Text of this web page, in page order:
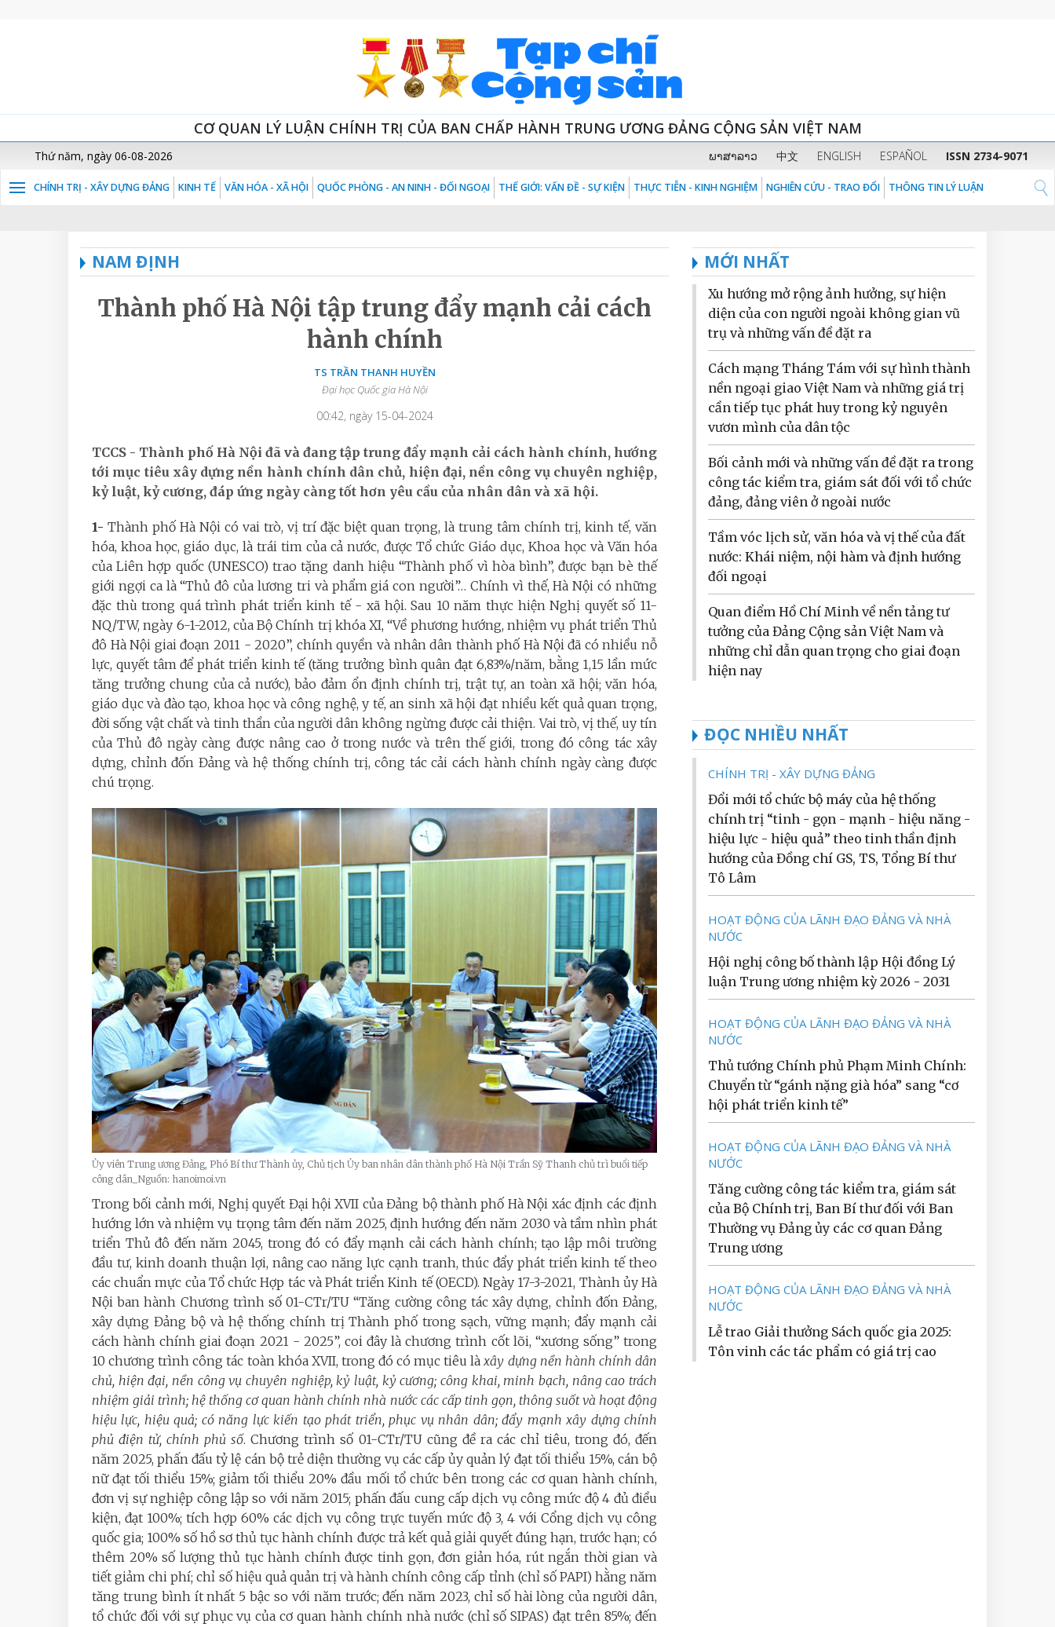
CƠ QUAN LÝ LUẬN CHÍNH TRỊ CỦA BAN CHẤP HÀNH TRUNG ƯƠNG ĐẢNG CỘNG SẢN VIỆT NAM
Thứ năm, ngày 06-08-2026 ພາສາລາວ 中文 ENGLISH ESPAÑOL ISSN 2734-9071
CHÍNH TRỊ - XÂY DỰNG ĐẢNG KINH TẾ VĂN HÓA - XÃ HỘI QUỐC PHÒNG - AN NINH - ĐỐI NGOẠI THẾ GIỚI: VẤN ĐỀ - SỰ KIỆN THỰC TIỄN - KINH NGHIỆM NGHIÊN CỨU - TRAO ĐỔI THÔNG TIN LÝ LUẬN
NAM ĐỊNH
Thành phố Hà Nội tập trung đẩy mạnh cải cách
hành chính
TS TRẦN THANH HUYỀN
Đại học Quốc gia Hà Nội
00:42, ngày 15-04-2024
TCCS - Thành phố Hà Nội đã và đang tập trung đẩy mạnh cải cách hành chính, hướng
tới mục tiêu xây dựng nền hành chính dân chủ, hiện đại, nền công vụ chuyên nghiệp,
kỷ luật, kỷ cương, đáp ứng ngày càng tốt hơn yêu cầu của nhân dân và xã hội.
1- Thành phố Hà Nội có vai trò, vị trí đặc biệt quan trọng, là trung tâm chính trị, kinh tế, văn
hóa, khoa học, giáo dục, là trái tim của cả nước, được Tổ chức Giáo dục, Khoa học và Văn hóa
của Liên hợp quốc (UNESCO) trao tặng danh hiệu “Thành phố vì hòa bình”, được bạn bè thế
giới ngợi ca là “Thủ đô của lương tri và phẩm giá con người”… Chính vì thế, Hà Nội có những
đặc thù trong quá trình phát triển kinh tế - xã hội. Sau 10 năm thực hiện Nghị quyết số 11-
NQ/TW, ngày 6-1-2012, của Bộ Chính trị khóa XI, “Về phương hướng, nhiệm vụ phát triển Thủ
đô Hà Nội giai đoạn 2011 - 2020”, chính quyền và nhân dân thành phố Hà Nội đã có nhiều nỗ
lực, quyết tâm để phát triển kinh tế (tăng trưởng bình quân đạt 6,83%/năm, bằng 1,15 lần mức
tăng trưởng chung của cả nước), bảo đảm ổn định chính trị, trật tự, an toàn xã hội; văn hóa,
giáo dục và đào tạo, khoa học và công nghệ, y tế, an sinh xã hội đạt nhiều kết quả quan trọng,
đời sống vật chất và tinh thần của người dân không ngừng được cải thiện. Vai trò, vị thế, uy tín
của Thủ đô ngày càng được nâng cao ở trong nước và trên thế giới, trong đó công tác xây
dựng, chỉnh đốn Đảng và hệ thống chính trị, công tác cải cách hành chính ngày càng được
chú trọng.
Ủy viên Trung ương Đảng, Phó Bí thư Thành ủy, Chủ tịch Ủy ban nhân dân thành phố Hà Nội Trần Sỹ Thanh chủ trì buổi tiếp
công dân_Nguồn: hanoimoi.vn
Trong bối cảnh mới, Nghị quyết Đại hội XVII của Đảng bộ thành phố Hà Nội xác định các định
hướng lớn và nhiệm vụ trọng tâm đến năm 2025, định hướng đến năm 2030 và tầm nhìn phát
triển Thủ đô đến năm 2045, trong đó có đẩy mạnh cải cách hành chính; tạo lập môi trường
đầu tư, kinh doanh thuận lợi, nâng cao năng lực cạnh tranh, thúc đẩy phát triển kinh tế theo
các chuẩn mực của Tổ chức Hợp tác và Phát triển Kinh tế (OECD). Ngày 17-3-2021, Thành ủy Hà
Nội ban hành Chương trình số 01-CTr/TU “Tăng cường công tác xây dựng, chỉnh đốn Đảng,
xây dựng Đảng bộ và hệ thống chính trị Thành phố trong sạch, vững mạnh; đẩy mạnh cải
cách hành chính giai đoạn 2021 - 2025”, coi đây là chương trình cốt lõi, “xương sống” trong
10 chương trình công tác toàn khóa XVII, trong đó có mục tiêu làxây dựng nền hành chính dân
chủ, hiện đại, nền công vụ chuyên nghiệp, kỷ luật, kỷ cương; công khai, minh bạch, nâng cao trách
nhiệm giải trình; hệ thống cơ quan hành chính nhà nước các cấp tinh gọn, thông suốt và hoạt động
hiệu lực, hiệu quả; có năng lực kiến tạo phát triển, phục vụ nhân dân; đẩy mạnh xây dựng chính
phủ điện tử, chính phủ số. Chương trình số 01-CTr/TU cũng đề ra các chỉ tiêu, trong đó, đến
năm 2025, phấn đấu tỷ lệ cán bộ trẻ diện thường vụ các cấp ủy quản lý đạt tối thiểu 15%, cán bộ
nữ đạt tối thiểu 15%; giảm tối thiểu 20% đầu mối tổ chức bên trong các cơ quan hành chính,
đơn vị sự nghiệp công lập so với năm 2015; phấn đấu cung cấp dịch vụ công mức độ 4 đủ điều
kiện, đạt 100%; tích hợp 60% các dịch vụ công trực tuyến mức độ 3, 4 với Cổng dịch vụ công
quốc gia; 100% số hồ sơ thủ tục hành chính được trả kết quả giải quyết đúng hạn, trước hạn; có
thêm 20% số lượng thủ tục hành chính được tinh gọn, đơn giản hóa, rút ngắn thời gian và
tiết giảm chi phí; chỉ số hiệu quả quản trị và hành chính công cấp tỉnh (chỉ số PAPI) hằng năm
tăng trung bình ít nhất 5 bậc so với năm trước; đến năm 2023, chỉ số hài lòng của người dân,
tổ chức đối với sự phục vụ của cơ quan hành chính nhà nước (chỉ số SIPAS) đạt trên 85%; đến
MỚI NHẤT
Xu hướng mở rộng ảnh hưởng, sự hiện
diện của con người ngoài không gian vũ
trụ và những vấn đề đặt ra
Cách mạng Tháng Tám với sự hình thành
nền ngoại giao Việt Nam và những giá trị
cần tiếp tục phát huy trong kỷ nguyên
vươn mình của dân tộc
Bối cảnh mới và những vấn đề đặt ra trong
công tác kiểm tra, giám sát đối với tổ chức
đảng, đảng viên ở ngoài nước
Tầm vóc lịch sử, văn hóa và vị thế của đất
nước: Khái niệm, nội hàm và định hướng
đối ngoại
Quan điểm Hồ Chí Minh về nền tảng tư
tưởng của Đảng Cộng sản Việt Nam và
những chỉ dẫn quan trọng cho giai đoạn
hiện nay
ĐỌC NHIỀU NHẤT
CHÍNH TRỊ - XÂY DỰNG ĐẢNG
Đổi mới tổ chức bộ máy của hệ thống
chính trị “tinh - gọn - mạnh - hiệu năng -
hiệu lực - hiệu quả” theo tinh thần định
hướng của Đồng chí GS, TS, Tổng Bí thư
Tô Lâm
HOẠT ĐỘNG CỦA LÃNH ĐẠO ĐẢNG VÀ NHÀ
NƯỚC
Hội nghị công bố thành lập Hội đồng Lý
luận Trung ương nhiệm kỳ 2026 - 2031
HOẠT ĐỘNG CỦA LÃNH ĐẠO ĐẢNG VÀ NHÀ
NƯỚC
Thủ tướng Chính phủ Phạm Minh Chính:
Chuyển từ “gánh nặng già hóa” sang “cơ
hội phát triển kinh tế”
HOẠT ĐỘNG CỦA LÃNH ĐẠO ĐẢNG VÀ NHÀ
NƯỚC
Tăng cường công tác kiểm tra, giám sát
của Bộ Chính trị, Ban Bí thư đối với Ban
Thường vụ Đảng ủy các cơ quan Đảng
Trung ương
HOẠT ĐỘNG CỦA LÃNH ĐẠO ĐẢNG VÀ NHÀ
NƯỚC
Lễ trao Giải thưởng Sách quốc gia 2025:
Tôn vinh các tác phẩm có giá trị cao